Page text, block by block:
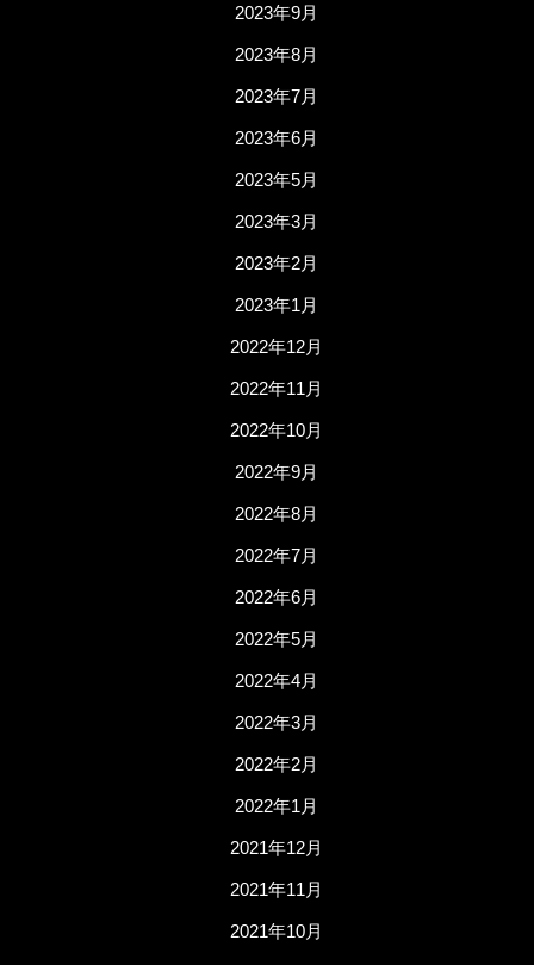
2023年9月
2023年8月
2023年7月
2023年6月
2023年5月
2023年3月
2023年2月
2023年1月
2022年12月
2022年11月
2022年10月
2022年9月
2022年8月
2022年7月
2022年6月
2022年5月
2022年4月
2022年3月
2022年2月
2022年1月
2021年12月
2021年11月
2021年10月